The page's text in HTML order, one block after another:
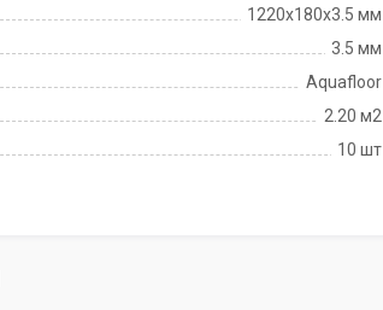
1220х180х3.5 мм
3.5 мм
Aquafloor
2.20 м2
10 шт